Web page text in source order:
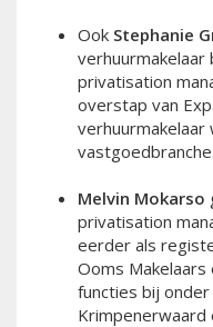
Ook Stephanie
privatisation
overstap van
verhuurmakelaar
vastgoedbranche.
Melvin Mokarso
privatisation
eerder als
Ooms
functies bij
Krimpenerwaard